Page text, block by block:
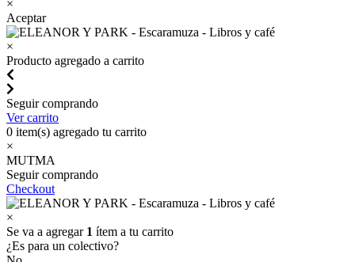
×
Aceptar
×
Producto agregado a carrito
Seguir comprando
Ver carrito
0 item(s) agregado tu carrito
×
MUTMA
Seguir comprando
Checkout
×
Se va a agregar 1 ítem a tu carrito
¿Es para un colectivo?